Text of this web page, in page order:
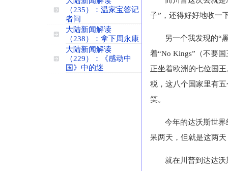
（235）：温家宝答记
者问
大陆新闻解读
（238）：拿下周永康
大陆新闻解读
（229）：《感动中
国》中的迷
子”，还得好好地收一
另一个我发现的“
着“No Kings”（不要
正坐着欧洲的七位国
税，这八个国家里有
笑。
今年的达沃斯世
呆两天，但就是这两
就在川普到达达